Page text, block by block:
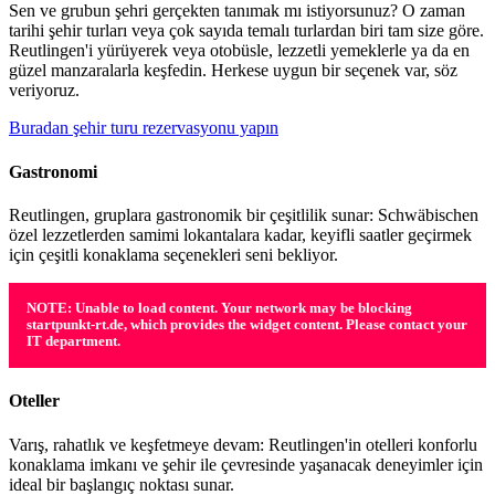
Sen ve grubun şehri gerçekten tanımak mı istiyorsunuz? O zaman
tarihi şehir turları veya çok sayıda temalı turlardan biri tam size göre.
Reutlingen'i yürüyerek veya otobüsle, lezzetli yemeklerle ya da en
güzel manzaralarla keşfedin. Herkese uygun bir seçenek var, söz
veriyoruz.
Buradan şehir turu rezervasyonu yapın
Gastronomi
Reutlingen, gruplara gastronomik bir çeşitlilik sunar: Schwäbischen
özel lezzetlerden samimi lokantalara kadar, keyifli saatler geçirmek
için çeşitli konaklama seçenekleri seni bekliyor.
NOTE: Unable to load content. Your network may be blocking
startpunkt-rt.de, which provides the widget content. Please contact your
IT department.
Oteller
Varış, rahatlık ve keşfetmeye devam: Reutlingen'in otelleri konforlu
konaklama imkanı ve şehir ile çevresinde yaşanacak deneyimler için
ideal bir başlangıç noktası sunar.